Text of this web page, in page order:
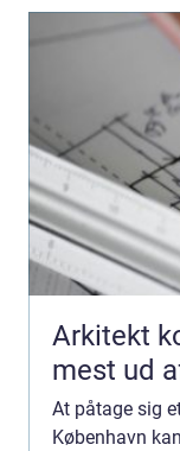
Arkitekt kolding
mest ud
At påtage sig
København